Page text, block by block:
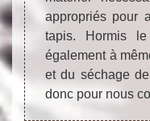
appropriés pour
tapis. Hormis le
également à
et du séchage
donc pour nous